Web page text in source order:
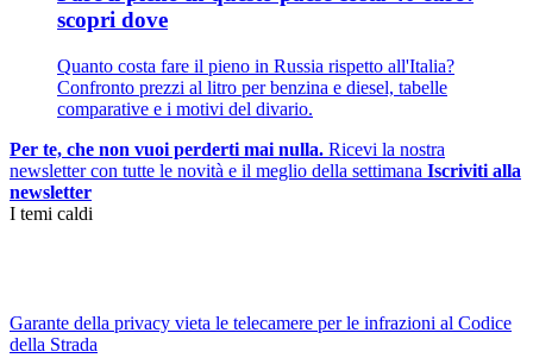
scopri dove
Quanto costa fare il pieno in Russia rispetto all'Italia?
Confronto prezzi al litro per benzina e diesel, tabelle
comparative e i motivi del divario.
Per te, che non vuoi perderti mai nulla. Ricevi la nostra
newsletter con tutte le novità e il meglio della settimana Iscriviti alla
newsletter
I temi caldi
Garante della privacy vieta le telecamere per le infrazioni al Codice
della Strada